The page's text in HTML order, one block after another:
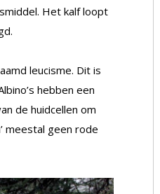
Het kalf loopt
leucisme. Dit is
hebben een
de huidcellen om
meestal geen rode